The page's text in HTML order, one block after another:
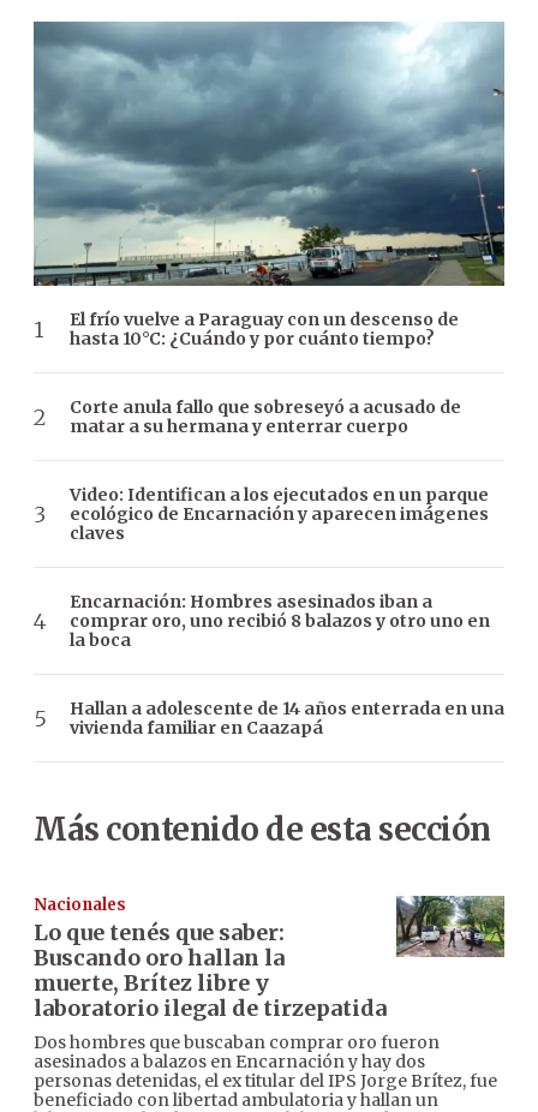
El frío vuelve a Paraguay con un descenso de
hasta 10°C: ¿Cuándo y por cuánto tiempo?
Corte anula fallo que sobreseyó a acusado de
matar a su hermana y enterrar cuerpo
Video: Identifican a los ejecutados en un parque
ecológico de Encarnación y aparecen imágenes
claves
Encarnación: Hombres asesinados iban a
comprar oro, uno recibió 8 balazos y otro uno en
la boca
Hallan a adolescente de 14 años enterrada en una
vivienda familiar en Caazapá
Más contenido de esta sección
Nacionales
Lo que tenés que saber:
Buscando oro hallan la
muerte, Brítez libre y
laboratorio ilegal de tirzepatida
Dos hombres que buscaban comprar oro fueron
asesinados a balazos en Encarnación y hay dos
personas detenidas, el ex titular del IPS Jorge Brítez, fue
beneficiado con libertad ambulatoria y hallan un